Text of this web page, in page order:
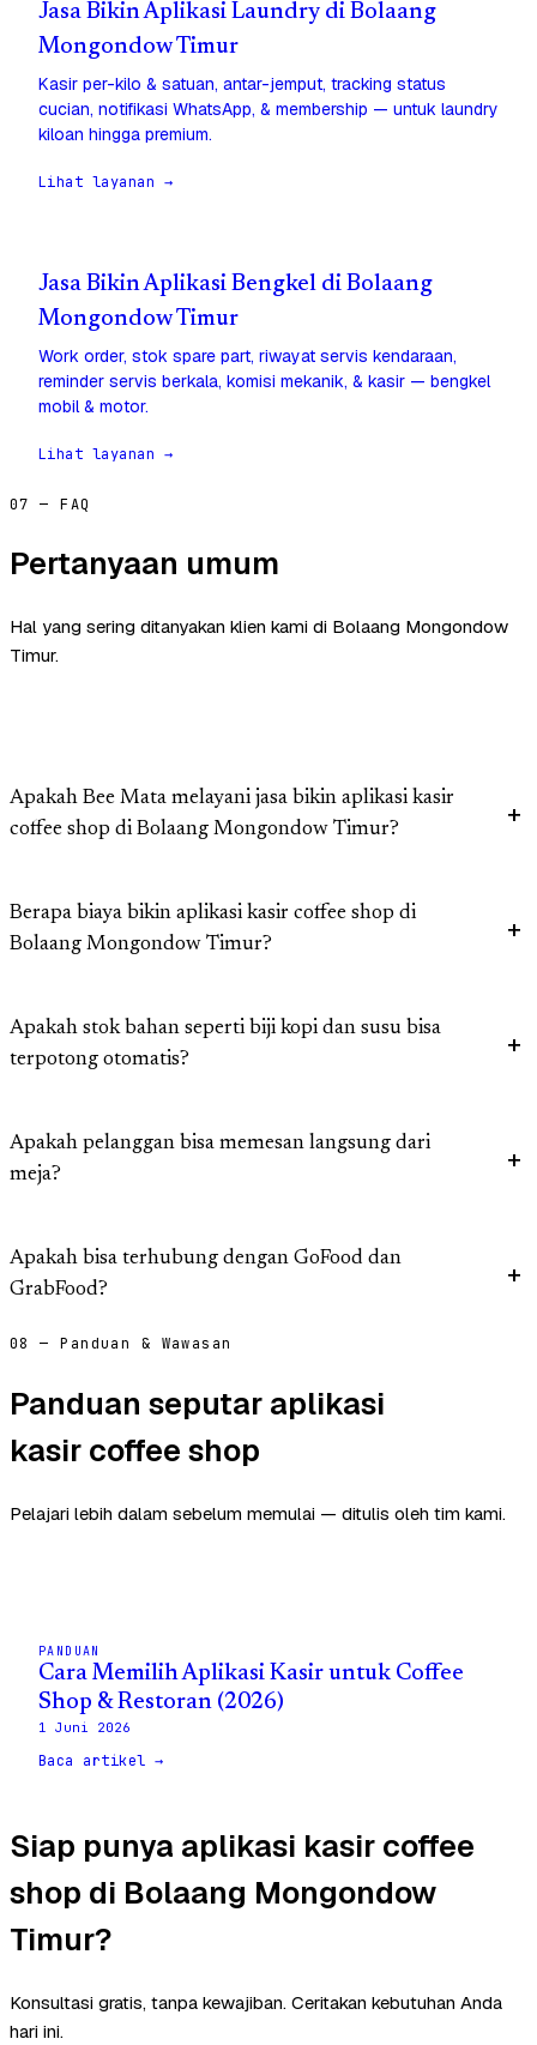
Jasa Bikin Aplikasi Laundry di Bolaang
Mongondow Timur
Kasir per-kilo & satuan, antar-jemput, tracking status
cucian, notifikasi WhatsApp, & membership — untuk laundry
kiloan hingga premium.
Lihat layanan →
Jasa Bikin Aplikasi Bengkel di Bolaang
Mongondow Timur
Work order, stok spare part, riwayat servis kendaraan,
reminder servis berkala, komisi mekanik, & kasir — bengkel
mobil & motor.
Lihat layanan →
07 — FAQ
Pertanyaan umum
Hal yang sering ditanyakan klien kami di Bolaang Mongondow
Timur.
Apakah Bee Mata melayani jasa bikin aplikasi kasir
coffee shop di Bolaang Mongondow Timur?
Berapa biaya bikin aplikasi kasir coffee shop di
Bolaang Mongondow Timur?
Apakah stok bahan seperti biji kopi dan susu bisa
terpotong otomatis?
Apakah pelanggan bisa memesan langsung dari
meja?
Apakah bisa terhubung dengan GoFood dan
GrabFood?
08 — Panduan & Wawasan
Panduan seputar aplikasi
kasir coffee shop
Pelajari lebih dalam sebelum memulai — ditulis oleh tim kami.
PANDUAN
Cara Memilih Aplikasi Kasir untuk Coffee
Shop & Restoran (2026)
1 Juni 2026
Baca artikel →
Siap punya aplikasi kasir coffee
shop di Bolaang Mongondow
Timur?
Konsultasi gratis, tanpa kewajiban. Ceritakan kebutuhan Anda
hari ini.